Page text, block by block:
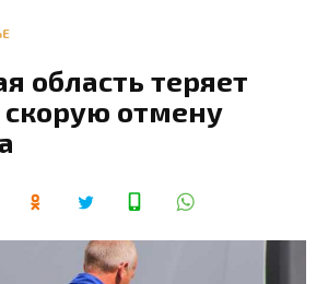
область теряет
отмену